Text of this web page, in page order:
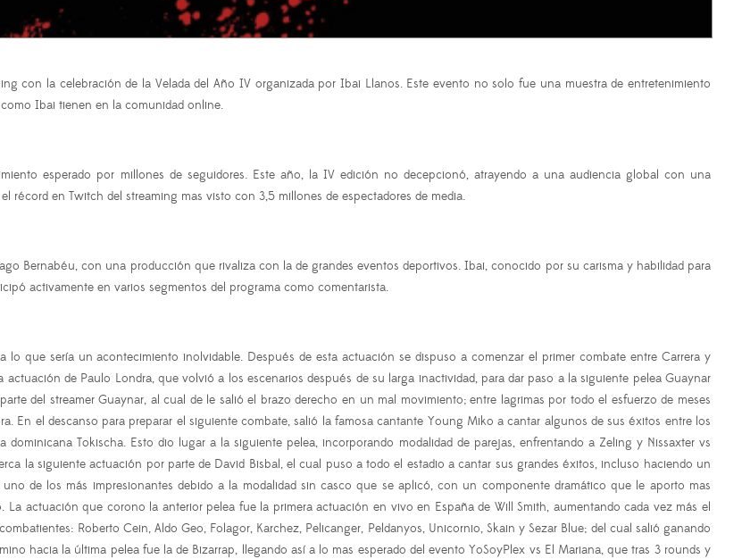
con la celebración de la Velada del Año IV organizada por Ibai Llanos. Este evento no solo fue una muestra de entretenimiento
Ibai tienen en la comunidad online.
esperado por millones de seguidores. Este año, la IV edición no decepcionó, atrayendo a una audiencia global con una
en Twitch del streaming mas visto con 3,5 millones de espectadores de media.
Bernabéu, con una producción que rivaliza con la de grandes eventos deportivos. Ibai, conocido por su carisma y habilidad para
activamente en varios segmentos del programa como comentarista.
que sería un acontecimiento inolvidable. Después de esta actuación se dispuso a comenzar el primer combate entre Carrera y
de Paulo Londra, que volvió a los escenarios después de su larga inactividad, para dar paso a la siguiente pelea Guaynar
del streamer Guaynar, al cual de le salió el brazo derecho en un mal movimiento; entre lagrimas por todo el esfuerzo de meses
En el descanso para preparar el siguiente combate, salió la famosa cantante Young Miko a cantar algunos de sus éxitos entre los
Tokischa. Esto dio lugar a la siguiente pelea, incorporando modalidad de parejas, enfrentando a Zeling y Nissaxter vs
la siguiente actuación por parte de David Bisbal, el cual puso a todo el estadio a cantar sus grandes éxitos, incluso haciendo un
de los más impresionantes debido a la modalidad sin casco que se aplicó, con un componente dramático que le aporto mas
actuación que corono la anterior pelea fue la primera actuación en vivo en España de Will Smith, aumentando cada vez más el
Roberto Cein, Aldo Geo, Folagor, Karchez, Pelicanger, Peldanyos, Unicornio, Skain y Sezar Blue; del cual salió ganando
hacia la última pelea fue la de Bizarrap, llegando así a lo mas esperado del evento YoSoyPlex vs El Mariana, que tras 3 rounds y